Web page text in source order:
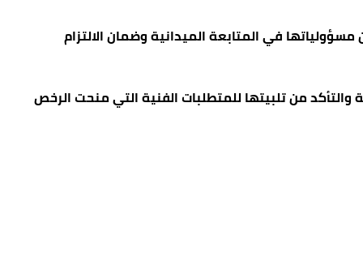
في المتابعة الميدانية وضمان الالتزام
من تلبيتها للمتطلبات الفنية التي منحت الرخص